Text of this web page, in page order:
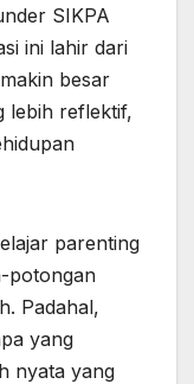
SIKPA
ini lahir dari
besar
lebih reflektif,
parenting
potongan
Padahal,
yang
nyata yang